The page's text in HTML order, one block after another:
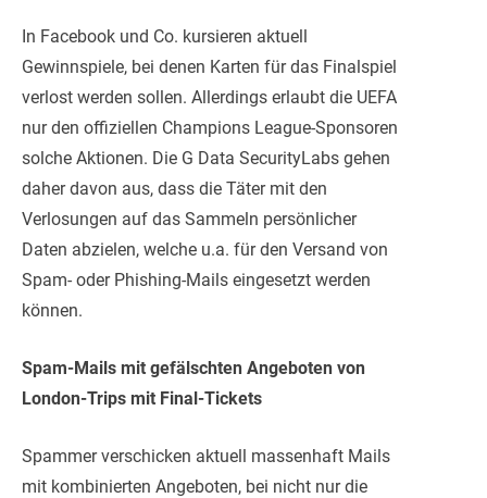
In Facebook und Co. kursieren aktuell
Gewinnspiele, bei denen Karten für das Finalspiel
verlost werden sollen. Allerdings erlaubt die UEFA
nur den offiziellen Champions League-Sponsoren
solche Aktionen. Die G Data SecurityLabs gehen
daher davon aus, dass die Täter mit den
Verlosungen auf das Sammeln persönlicher
Daten abzielen, welche u.a. für den Versand von
Spam- oder Phishing-Mails eingesetzt werden
können.
Spam-Mails mit gefälschten Angeboten von
London-Trips mit Final-Tickets
Spammer verschicken aktuell massenhaft Mails
mit kombinierten Angeboten, bei nicht nur die